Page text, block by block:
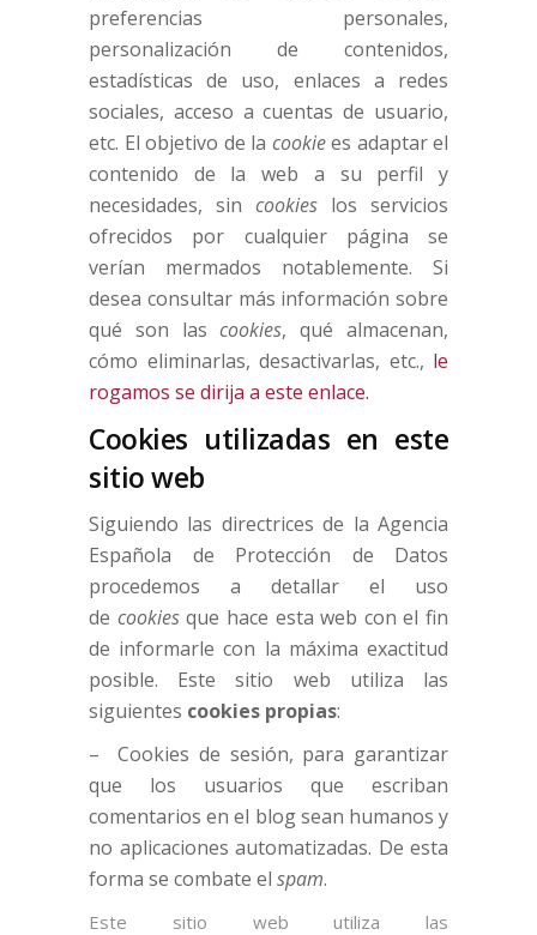
preferencias personales,
personalización de contenidos,
estadísticas de uso, enlaces a redes
sociales, acceso a cuentas de usuario,
etc. El objetivo de la cookiees adaptar el
contenido de la web a su perfil y
necesidades, sin cookies los servicios
ofrecidos por cualquier página se
verían mermados notablemente. Si
desea consultar más información sobre
qué son lascookies, qué almacenan,
cómo eliminarlas, desactivarlas, etc., le
rogamos se dirija a este enlace.
Cookies utilizadas en este
sitio web
Siguiendo las directrices de la Agencia
Española de Protección de Datos
procedemos a detallar el uso
de cookiesque hace esta web con el fin
de informarle con la máxima exactitud
posible. Este sitio web utiliza las
siguientes cookies propias:
– Cookies de sesión, para garantizar
que los usuarios que escriban
comentarios en el blog sean humanos y
no aplicaciones automatizadas. De esta
forma se combate el spam.
Este sitio web utiliza las